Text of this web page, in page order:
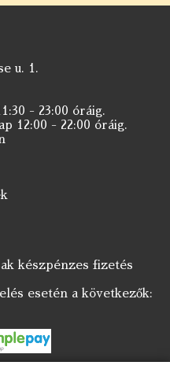
u. 1.
- 23:00 óráig.
12:00 - 22:00 óráig.
készpénzes fizetés
esetén a következők: